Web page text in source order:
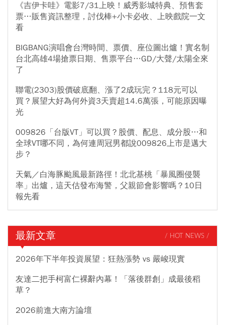
《吉伊卡哇》電影7/31上映！威秀影城特典、預售套
票…販售資訊整理，討伐棒+小卡必收、上映戲院一文
看
BIGBANG演唱會台灣時間、票價、座位圖出爐！實名制
台北高雄4場搶票日期、售票平台…GD/大聲/太陽全來
了
聯電(2303)股價破底翻、漲了2成玩完？118元可以
買？展望大好為何外資3天賣超14.6萬張，可能原因曝
光
009826「台版VT」可以買？股價、配息、成分股…和
全球VT哪不同，為何連周冠男都說009826上市是邁大
步？
天氣／白海豚颱風最新路徑！北北基桃「暴風圈侵襲
率」出爐，這天估發布海警，父親節會影響嗎？10日
報先看
最新文章 / HOT NEWS /
2026年下半年投資展望：狂熱漲勢 vs 嚴峻現實
友達二把手柯富仁裸辭內幕！「落後群創」成最後稻
草？
2026前進大南方論壇